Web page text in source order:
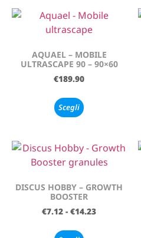
AQUAEL – MOBILE
ULTRASCAPE 90 – 90×60
€189.90
Scegli
DISCUS HOBBY – GROWTH
BOOSTER
€7.12 - €14.23